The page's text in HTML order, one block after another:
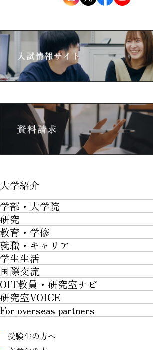
大学紹介
大学紹介TOP
OVER THE LIMIT
大学について
施設一覧
社会・地域・高大連携
川上村での取り組み
アクセス
ポリシー/コンプライアンス
卒業生VOICE
学部・大学院
学部・大学院TOP
工学部
ロボティクス＆デザイン工学部
情報科学部
知的財産学部
工学研究科
ロボティクス＆デザイン工学研究科
知的財産専門職大学院
研究
研究TOP
研究について
産官学連携
教育・学修
教育・学修TOP
卒業時質保証を担う独自の教育システム
自律学修
学習支援
リカレント教育プログラム
教職課程
就職・キャリア
就職・キャリアTOP
就職サポート
キャリア形成
インターンシップ
学生生活
学生生活TOP
キャンパスライフ
課外活動
学費
奨学金
生活支援
国際交流
国際交流TOP
グローバルな人材育成
国際交流プログラムについて
国際交流プログラムのサポート体制等
キャンパス内での国際交流
OIT教員・研究室ナビ
研究室VOICE
For overseas partners
About
受験生の方へ